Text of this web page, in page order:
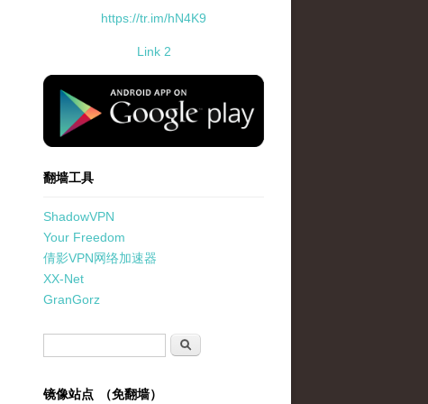
https://tr.im/hN4K9
Link 2
standard-icon-googleplay-app-store.png
翻墙工具
ShadowVPN
Your Freedom
倩影VPN网络加速器
XX-Net
GranGorz
搜索
镜像站点 （免翻墙）